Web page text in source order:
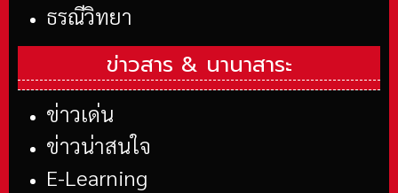
ธรณีวิทยา
ข่าวสาร & นานาสาระ
ข่าวเด่น
ข่าวน่าสนใจ
E-Learning